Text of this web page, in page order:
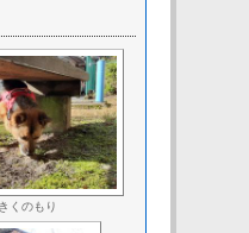
きくのもり